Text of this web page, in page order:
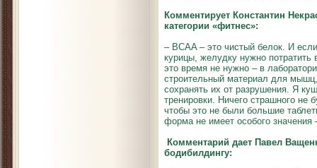
Комментирует Константин
категории «фитнес»:
– BCAA – это чистый белок. И
курицы, желудку нужно
это время не нужно – в
строительный материал для
сохранять их от разрушения. Я
тренировки. Ничего страшного не
чтобы это не были большие
форма не имеет особого значения
Комментарий дает Павел
бодибилдингу: